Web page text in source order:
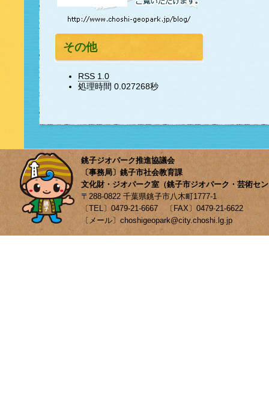
その他
RSS 1.0
処理時間 0.027268秒
銚子ジオパーク推進協議会
〔事務局〕銚子市社会教育課
文化財・ジオパーク室（銚子市ジオパーク・芸術セ
〒288-0822 千葉県銚子市八木町1777-1
〔TEL〕0479-21-6667 〔FAX〕0479-21-6622
〔メール〕choshigeopark@city.choshi.lg.jp